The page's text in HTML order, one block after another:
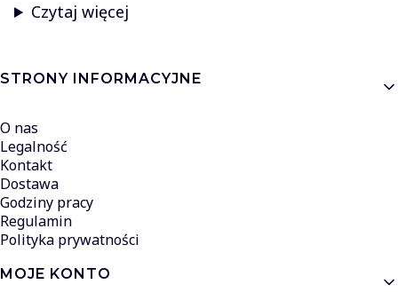
Czytaj więcej
Linki w stopce
STRONY INFORMACYJNE
O nas
Legalność
Kontakt
Dostawa
Godziny pracy
Regulamin
Polityka prywatności
MOJE KONTO